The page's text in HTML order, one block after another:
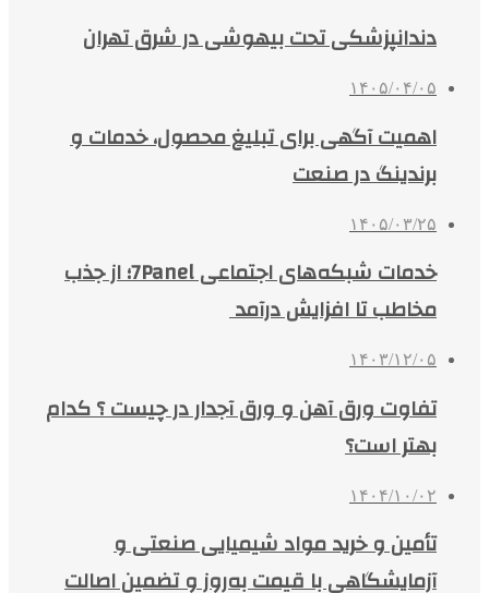
دندانپزشکی تحت بیهوشی در شرق تهران
۱۴۰۵/۰۴/۰۵
اهمیت آگهی برای تبلیغ محصول، خدمات و
برندینگ در صنعت
۱۴۰۵/۰۳/۲۵
خدمات شبکه‌های اجتماعی 7Panel؛ از جذب
مخاطب تا افزایش درآمد
۱۴۰۳/۱۲/۰۵
تفاوت ورق آهن و ورق آجدار در چیست ؟ کدام
بهتر است؟
۱۴۰۴/۱۰/۰۲
تأمین و خرید مواد شیمیایی صنعتی و
آزمایشگاهی با قیمت به‌روز و تضمین اصالت